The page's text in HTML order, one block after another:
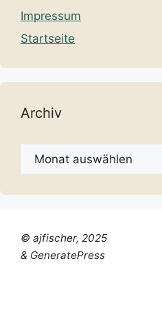
Impressum
Startseite
Archiv
Archiv
© ajfischer, 2025
& GeneratePress